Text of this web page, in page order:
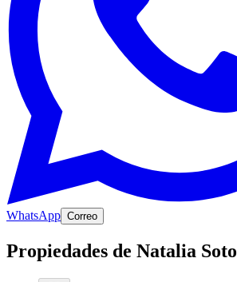
WhatsApp Correo
Propiedades de Natalia Soto